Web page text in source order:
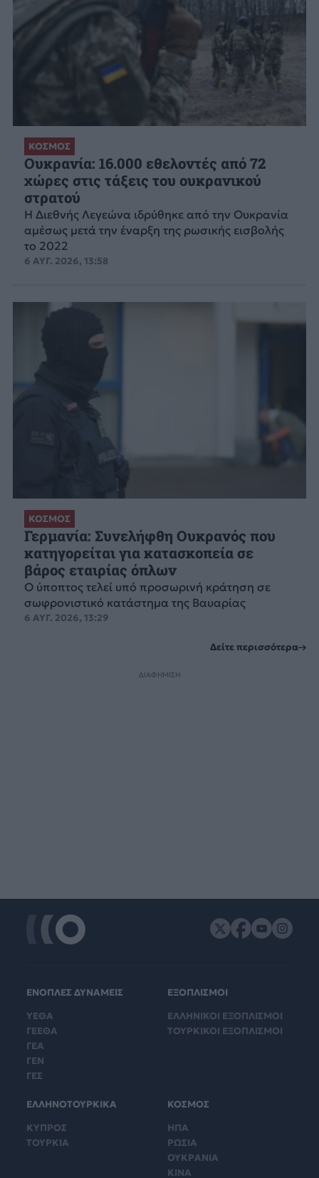
ΚΟΣΜΟΣ
Ουκρανία: 16.000 εθελοντές από 72
χώρες στις τάξεις του ουκρανικού
στρατού
Η Διεθνής Λεγεώνα ιδρύθηκε από την Ουκρανία
αμέσως μετά την έναρξη της ρωσικής εισβολής
το 2022
6 ΑΥΓ. 2026, 13:58
ΚΟΣΜΟΣ
Γερμανία: Συνελήφθη Ουκρανός που
κατηγορείται για κατασκοπεία σε
βάρος εταιρίας όπλων
Ο ύποπτος τελεί υπό προσωρινή κράτηση σε
σωφρονιστικό κατάστημα της Βαυαρίας
6 ΑΥΓ. 2026, 13:29
Δείτε περισσότερα
ΔΙΑΦΗΜΙΣΗ
ΕΝΟΠΛΕΣ ΔΥΝΑΜΕΙΣ
ΥΕΘΑ
ΓΕΕΘΑ
ΓΕΑ
ΓΕΝ
ΓΕΣ
ΕΞΟΠΛΙΣΜΟΙ
ΕΛΛΗΝΙΚΟΙ ΕΞΟΠΛΙΣΜΟΙ
ΤΟΥΡΚΙΚΟΙ ΕΞΟΠΛΙΣΜΟΙ
ΕΛΛΗΝΟΤΟΥΡΚΙΚΑ
ΚΥΠΡΟΣ
ΤΟΥΡΚΙΑ
ΚΟΣΜΟΣ
ΗΠΑ
ΡΩΣΙΑ
ΟΥΚΡΑΝΙΑ
ΚΙΝΑ